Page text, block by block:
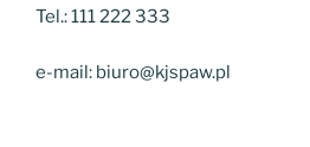
Tel.: 111 222 333
e-mail: biuro@kjspaw.pl